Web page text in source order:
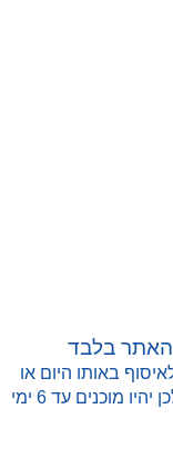
האתר בלבד
באותו היום או
עד 1 ימי עסקים. אופניים מצריכים הרכבה ולכן יהיו מוכנים עד 6 ימי